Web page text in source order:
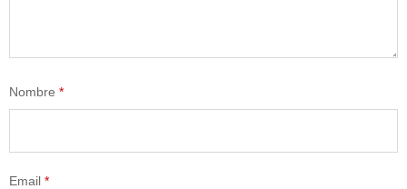
Nombre *
Email *